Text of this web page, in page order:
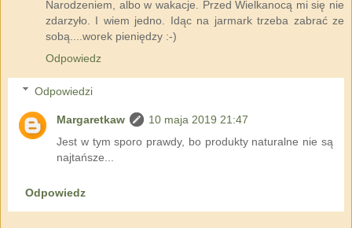
Narodzeniem, albo w wakacje. Przed Wielkanocą mi się nie
zdarzyło. I wiem jedno. Idąc na jarmark trzeba zabrać ze
sobą....worek pieniędzy :-)
Odpowiedz
Odpowiedzi
Margaretkaw
10 maja 2019 21:47
Jest w tym sporo prawdy, bo produkty naturalne nie są
najtańsze...
Odpowiedz